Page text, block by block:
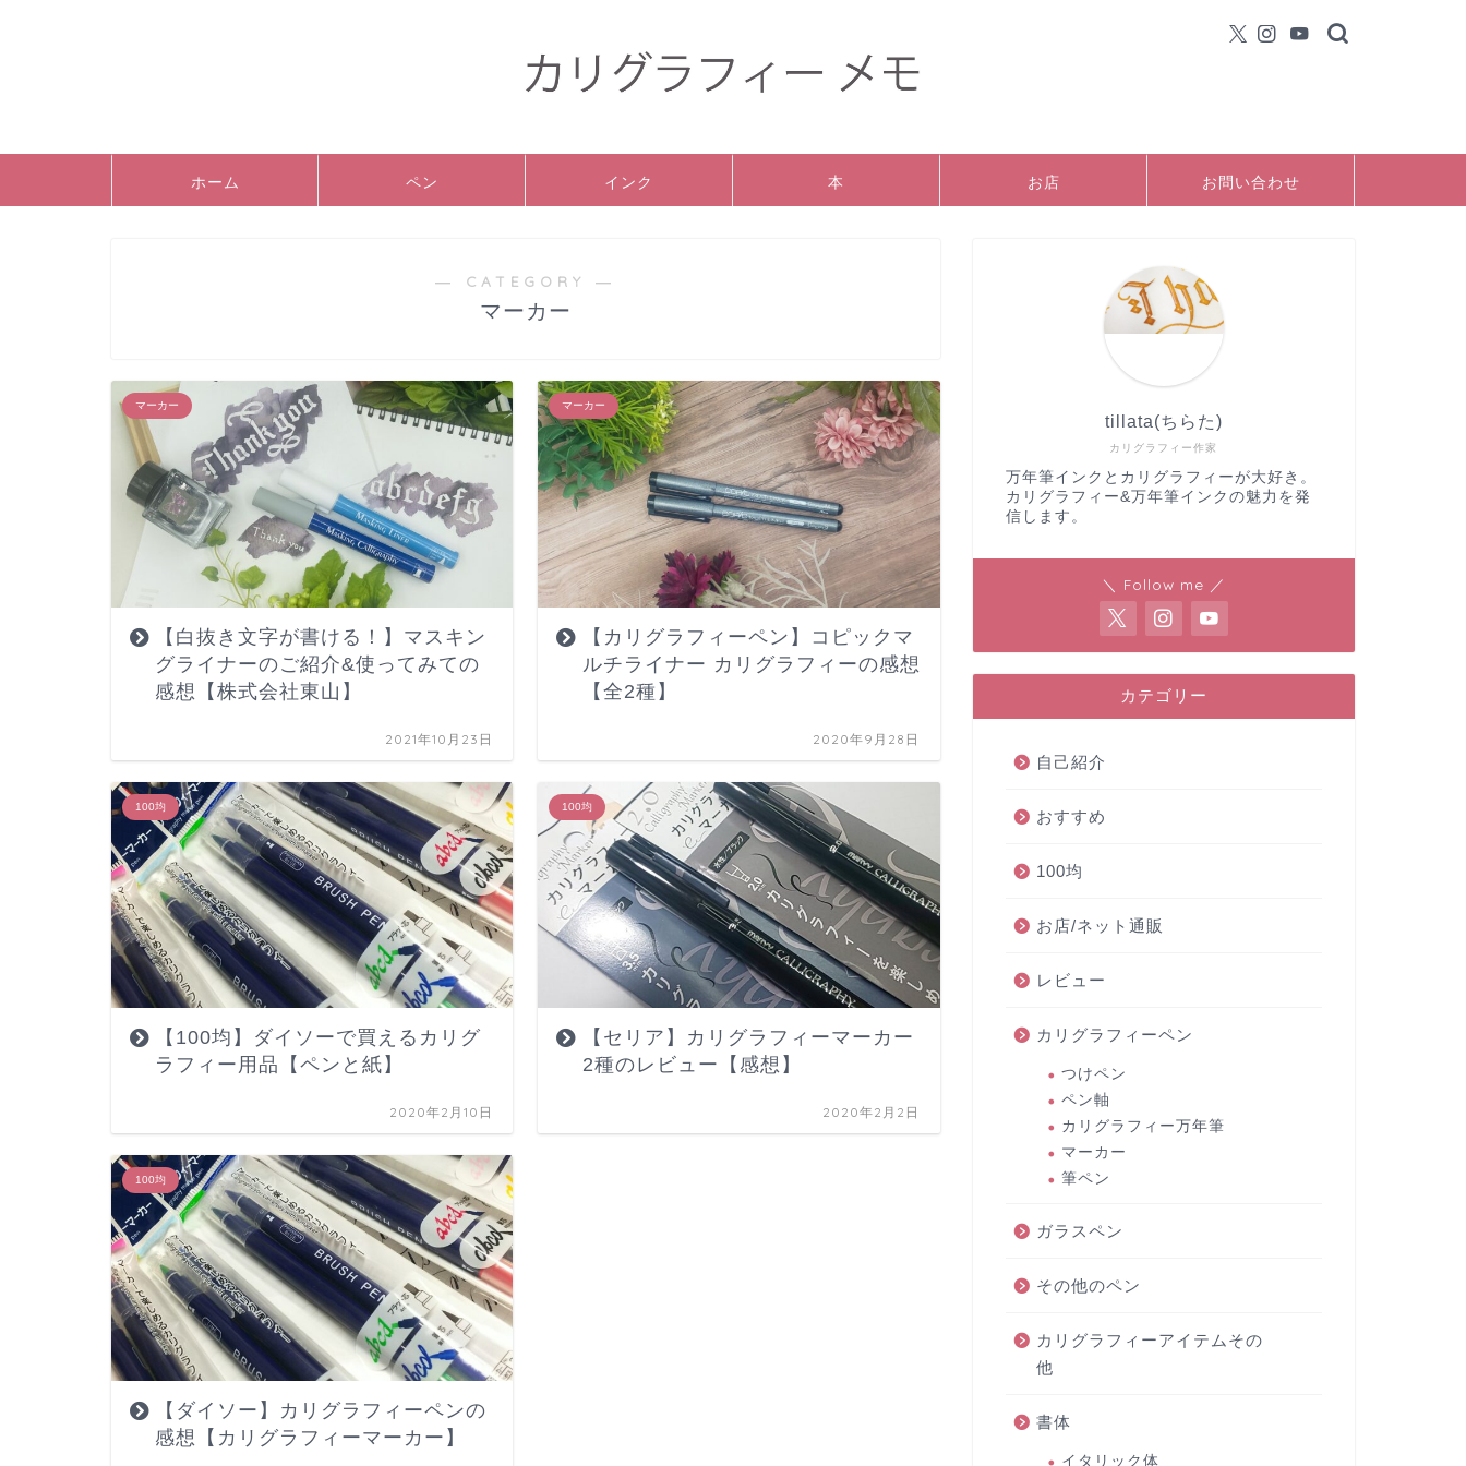
ホーム ペン インク 本 お店 お問い合わせ
― CATEGORY ―
マーカー
マーカー
【白抜き文字が書ける！】マスキン
グライナーのご紹介&使ってみての
感想【株式会社東山】
2021年10月23日
マーカー
【カリグラフィーペン】コピックマ
ルチライナー カリグラフィーの感想
【全2種】
2020年9月28日
100均
【100均】ダイソーで買えるカリグ
ラフィー用品【ペンと紙】
2020年2月10日
100均
【セリア】カリグラフィーマーカー
2種のレビュー【感想】
2020年2月2日
100均
【ダイソー】カリグラフィーペンの
感想【カリグラフィーマーカー】
カリグラフィー作家
tillata(ちらた)
万年筆インクとカリグラフィーが大好き。
カリグラフィー&万年筆インクの魅力を発
信します。
＼ Follow me ／
カテゴリー
自己紹介
おすすめ
100均
お店/ネット通販
レビュー
カリグラフィーペン
つけペン
ペン軸
カリグラフィー万年筆
マーカー
筆ペン
ガラスペン
その他のペン
カリグラフィーアイテムその
他
書体
イタリック体